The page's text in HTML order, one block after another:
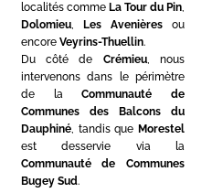
localités comme La Tour du Pin,
Dolomieu, Les Avenièresou
encore Veyrins-Thuellin.
Du côté de Crémieu, nous
intervenons dans le périmètre
de laCommunauté de
Communes des Balcons du
Dauphiné, tandis que Morestel
est desservie via la
Communauté de Communes
Bugey Sud.